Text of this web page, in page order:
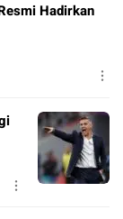
Hadirkan